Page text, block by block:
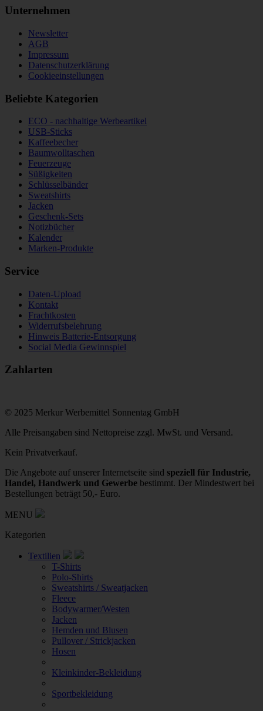
Unternehmen
Newsletter
AGB
Impressum
Datenschutzerklärung
Cookieeinstellungen
Beliebte Kategorien
ECO - nachhaltige Werbeartikel
USB-Sticks
Kaffeebecher
Baumwolltaschen
Feuerzeuge
Süßigkeiten
Schlüsselbänder
Sweatshirts
Jacken
Geschenk-Sets
Notizbücher
Kalender
Marken-Produkte
Service
Daten-Upload
Kontakt
Frachtkosten
Widerrufsbelehrung
Hinweis Batterie-Entsorgung
Social Media Gewinnspiel
Zahlarten
© 2025 Merkur Werbemittel Sonnentag GmbH
Alle Preisangaben sind Nettopreise zzgl. MwSt. und Versand.
Kein Privatverkauf.
Die Angebote auf unserer Internetseite sind speziell für Industrie,
Handel, Handwerk und Gewerbe bestimmt. Der Mindestwert bei
Bestellungen beträgt 50,- Euro.
MENU
Kategorien
Textilien
T-Shirts
Polo-Shirts
Sweatshirts / Sweatjacken
Fleece
Bodywarmer/Westen
Jacken
Hemden und Blusen
Pullover / Strickjacken
Hosen
Kleinkinder-Bekleidung
Sportbekleidung